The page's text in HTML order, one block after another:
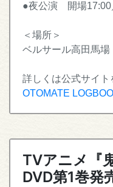
●夜公演 開場17:00
＜場所＞
ベルサール高田馬場
詳しくは公式サイト
OTOMATE
TVアニメ『
DVD第1巻発